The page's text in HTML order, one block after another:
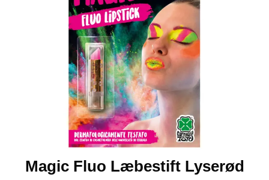
Magic Fluo Læbestift Lyserød